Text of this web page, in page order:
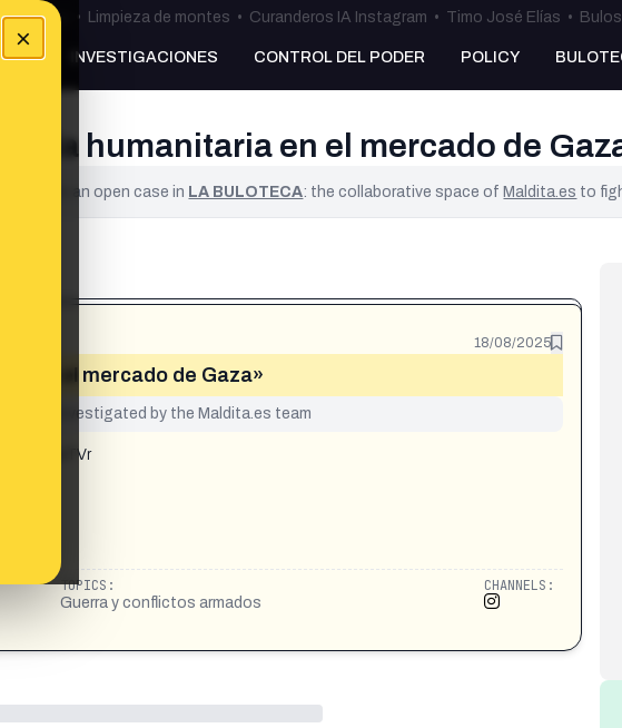
×
Ceuta • Limpieza de montes • Curanderos IA Instagram • Timo José Elías • Bulos
INVESTIGACIONES CONTROL DEL PODER POLICY
humanitaria en el mercado de
It is an open case in LA BULOTECA: the collaborative space ofMaldita.es to
18/08/2025
en el mercado de Gaza»
been investigated by the Maldita.es team
TOPICS:
Guerra y conflictos armados
CHANNELS: